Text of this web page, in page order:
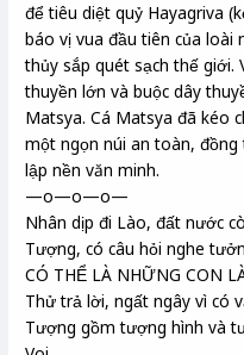
để tiêu diệt quỷ Hayagriva
báo vị vua đầu tiên của loài
thủy sắp quét sạch thế giới.
thuyền lớn và buộc dây
Matsya. Cá Matsya đã kéo
một ngọn núi an toàn,
lập nền văn minh.
—o—o—o—
Nhân dịp đi Lào, đất nước
Tượng, có câu hỏi nghe
CÓ THỂ LÀ NHỮNG CON
Thử trả lời, ngất ngây vì có
Tượng gồm tượng hình và